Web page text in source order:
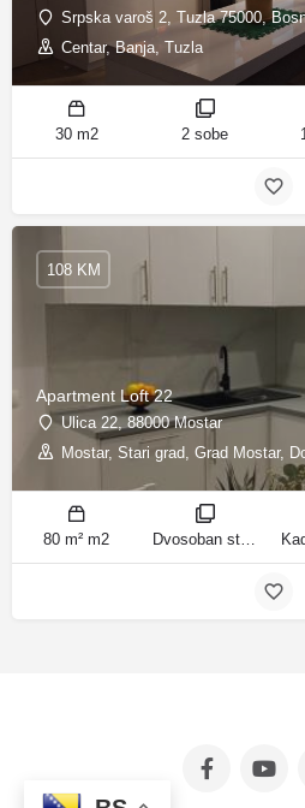
Srpska varoš 2, Tuzla 75000,
Centar, Banja, Tuzla
30 m2 2 sobe
Apartment Loft 22
Ulica 22, 88000 Mostar
Mostar, Stari grad, Grad Mostar,
108 KM
80 m² m2 Dvosoban stan sa balkonom sobe